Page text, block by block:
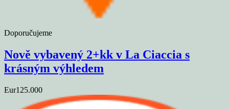
Doporučujeme
Nově vybavený 2+kk v La Ciaccia s
krásným výhledem
Eur125.000